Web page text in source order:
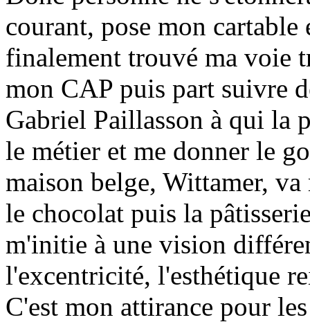
courant, pose mon
finalement trouvé ma voie
mon CAP puis part suivre
Gabriel Paillasson à qui la
le métier et me donner le
maison belge, Wittamer,
le chocolat puis la
m'initie à une vision
l'excentricité, l'esthétique
C'est mon attirance pour